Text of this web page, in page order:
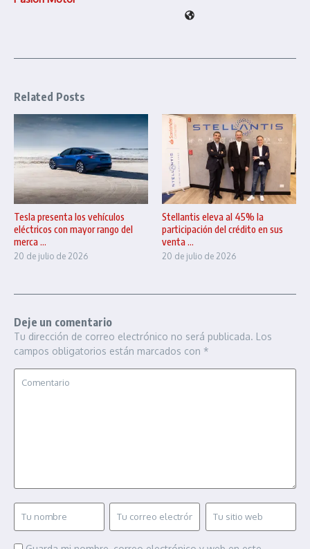
Related Posts
Tesla presenta los vehículos
eléctricos con mayor rango del
merca ...
20 de julio de 2026
Stellantis eleva al 45% la
participación del crédito en sus
venta ...
20 de julio de 2026
Deje un comentario
Tu dirección de correo electrónico no será publicada. Los
campos obligatorios están marcados con *